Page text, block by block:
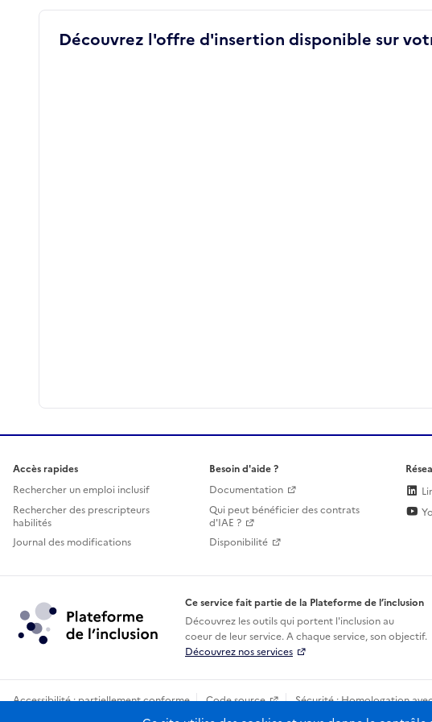
Découvrez l'offre d'insertion disponible sur
Accès rapides
Rechercher un emploi inclusif
Rechercher des prescripteurs
habilités
Journal des modifications
Besoin d'aide ?
Documentation
Qui peut bénéficier des contrats
d'IAE ?
Disponibilité
Ce service fait partie de la Plateforme de l’inclusion
Découvrez les outils qui portent l'inclusion au
coeur de leur service. A chaque service, son objectif.
Découvrez nos services
Accessibilité : partiellement conforme Code source Sécurité : Homologation